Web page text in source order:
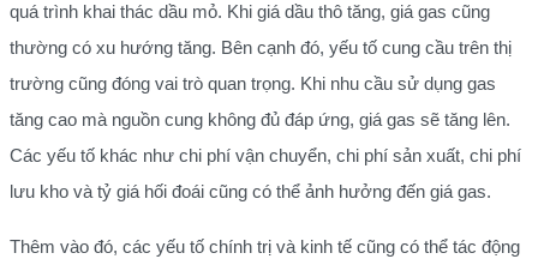
quá trình khai thác dầu mỏ. Khi giá dầu thô tăng, giá gas cũng
thường có xu hướng tăng. Bên cạnh đó, yếu tố cung cầu trên thị
trường cũng đóng vai trò quan trọng. Khi nhu cầu sử dụng gas
tăng cao mà nguồn cung không đủ đáp ứng, giá gas sẽ tăng lên.
Các yếu tố khác như chi phí vận chuyển, chi phí sản xuất, chi phí
lưu kho và tỷ giá hối đoái cũng có thể ảnh hưởng đến giá gas.
Thêm vào đó, các yếu tố chính trị và kinh tế cũng có thể tác động